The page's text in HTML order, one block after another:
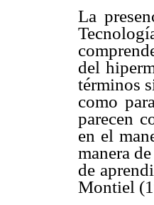
La
del
términos
como
parecen
en el
manera
de
Montiel